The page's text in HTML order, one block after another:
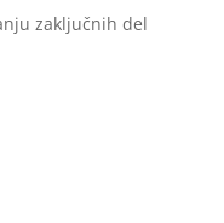
zaključnih del